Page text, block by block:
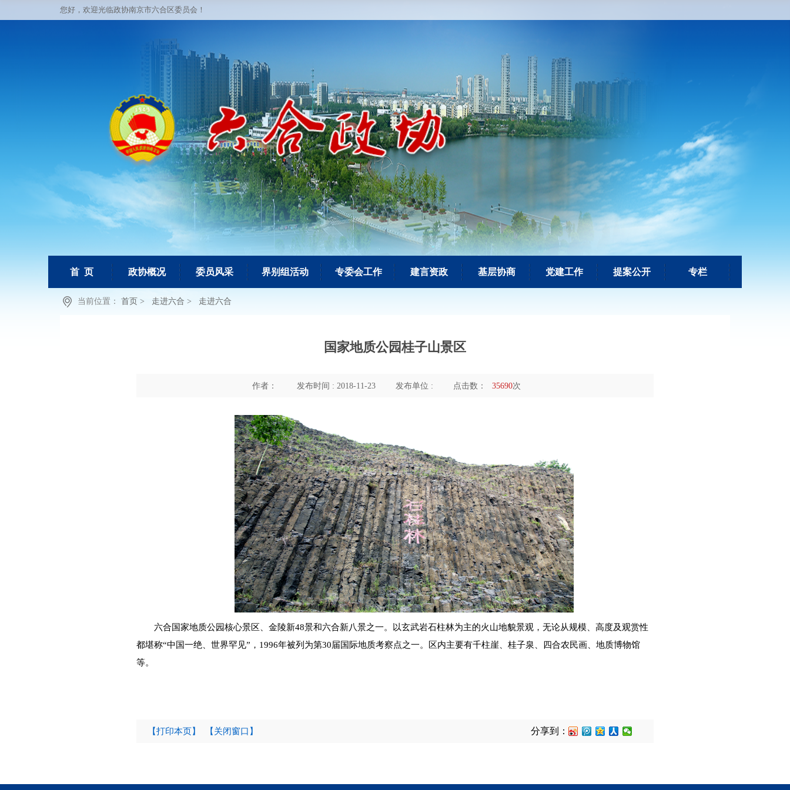
您好，欢迎光临政协南京市六合区委员会！
首 页 政协概况 委员风采 界别组活动 专委会工作 建言资政 基层协商 党建工作 提案公开 专栏
当前位置： 首页 > 走进六合 > 走进六合
国家地质公园桂子山景区
作者： 发布时间 : 2018-11-23 发布单位 : 点击数： 35690次
六合国家地质公园核心景区、金陵新48景和六合新八景之一。以玄武岩石柱林为主的火山地貌景观，无论从规模、高度及观赏性
都堪称“中国一绝、世界罕见”，1996年被列为第30届国际地质考察点之一。区内主要有千柱崖、桂子泉、四合农民画、地质博物馆
等。
【打印本页】 【关闭窗口】 分享到：